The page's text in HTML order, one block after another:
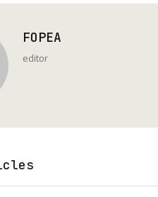
FOPEA
editor